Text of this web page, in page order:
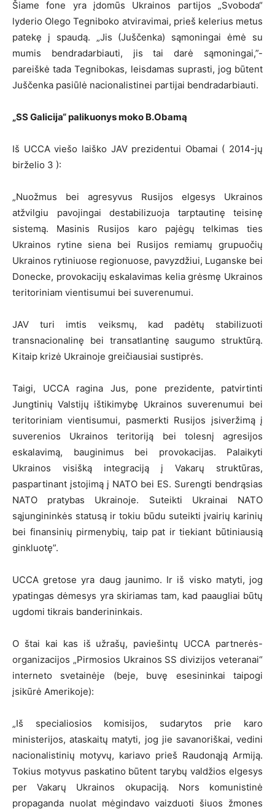
Šiame fone yra įdomūs Ukrainos partijos „Svoboda“
lyderio Olego Tegniboko atviravimai, prieš kelerius metus
patekę į spaudą. „Jis (Juščenka) sąmoningai ėmė su
mumis bendradarbiauti, jis tai darė sąmoningai,”-
pareiškė tada Tegnibokas, leisdamas suprasti, jog būtent
Juščenka pasiūlė nacionalistinei partijai bendradarbiauti.
„SS Galicija“ palikuonys moko B.Obamą
Iš UCCA viešo laiško JAV prezidentui Obamai ( 2014-jų
birželio 3 ):
„Nuožmus bei agresyvus Rusijos elgesys Ukrainos
atžvilgiu pavojingai destabilizuoja tarptautinę teisinę
sistemą. Masinis Rusijos karo pajėgų telkimas ties
Ukrainos rytine siena bei Rusijos remiamų grupuočių
Ukrainos rytiniuose regionuose, pavyzdžiui, Luganske bei
Donecke, provokacijų eskalavimas kelia grėsmę Ukrainos
teritoriniam vientisumui bei suverenumui.
JAV turi imtis veiksmų, kad padėtų stabilizuoti
transnacionalinę bei transatlantinę saugumo struktūrą.
Kitaip krizė Ukrainoje greičiausiai sustiprės.
Taigi, UCCA ragina Jus, pone prezidente, patvirtinti
Jungtinių Valstijų ištikimybę Ukrainos suverenumui bei
teritoriniam vientisumui, pasmerkti Rusijos įsiveržimą į
suverenios Ukrainos teritoriją bei tolesnį agresijos
eskalavimą, bauginimus bei provokacijas. Palaikyti
Ukrainos visišką integraciją į Vakarų struktūras,
paspartinant įstojimą į NATO bei ES. Surengti bendrąsias
NATO pratybas Ukrainoje. Suteikti Ukrainai NATO
sąjungininkės statusą ir tokiu būdu suteikti įvairių karinių
bei finansinių pirmenybių, taip pat ir tiekiant būtiniausią
ginkluotę”.
UCCA gretose yra daug jaunimo. Ir iš visko matyti, jog
ypatingas dėmesys yra skiriamas tam, kad paaugliai būtų
ugdomi tikrais banderininkais.
O štai kai kas iš užrašų, paviešintų UCCA partnerės-
organizacijos „Pirmosios Ukrainos SS divizijos veteranai“
interneto svetainėje (beje, buvę esesininkai taipogi
įsikūrė Amerikoje):
„Iš specialiosios komisijos, sudarytos prie karo
ministerijos, ataskaitų matyti, jog jie savanoriškai, vedini
nacionalistinių motyvų, kariavo prieš Raudonąją Armiją.
Tokius motyvus paskatino būtent tarybų valdžios elgesys
per Vakarų Ukrainos okupaciją. Nors komunistinė
propaganda nuolat mėgindavo vaizduoti šiuos žmones